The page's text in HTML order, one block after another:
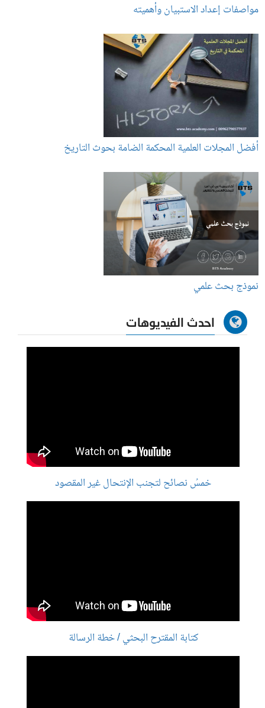
مواصفات إعداد الاستبيان وأهميته
أفضل المجلات العلمية المحكمة الضامة بحوث التاريخ​
نموذج بحث علمي
احدث الفيديوهات
خمسُ نصائح لتجنب الإنتحال غير المقصود
كتابة المقترح البحثي / خطة الرسالة